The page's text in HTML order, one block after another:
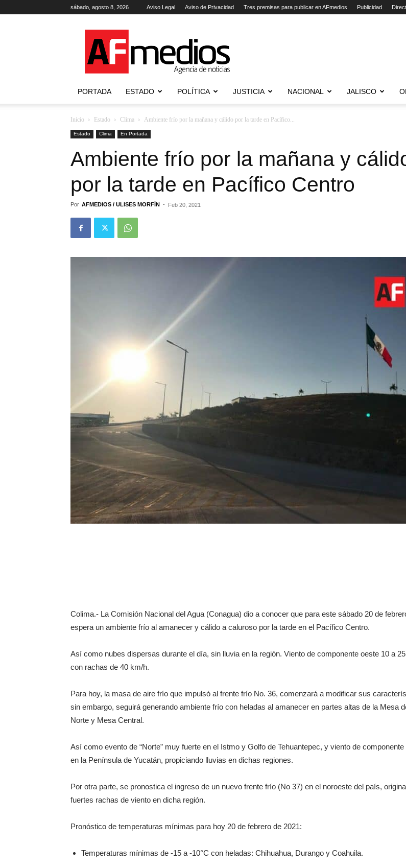
sábado, agosto 8, 2026 Aviso Legal Aviso de Privacidad Tres premisas para publicar en AFmedios Publicidad
Agencia
de
Noticias
PORTADA ESTADO POLÍTICA JUSTICIA NACIONAL JALISCO
Inicio Estado Clima Ambiente frío por la mañana y cálido por la tarde en Pacífico...
Estado Clima En Portada
Ambiente frío por la mañana y
por la tarde en Pacífico Centro
Por AFMEDIOS / ULISES MORFÍN - Feb 20, 2021
Colima.- La Comisión Nacional del Agua (Conagua) dio a conocer que para este sábado 20 de
espera un ambiente frío al amanecer y cálido a caluroso por la tarde en el Pacífico Centro.
Así como nubes dispersas durante el día, sin lluvia en la región. Viento de componente oeste 10 a
con rachas de 40 km/h.
Para hoy, la masa de aire frío que impulsó al frente frío No. 36, comenzará a modificar sus
sin embargo, seguirá generando ambiente frío con heladas al amanecer en partes altas de la Mesa
Norte y Mesa Central.
Así como evento de “Norte” muy fuerte en el Istmo y Golfo de Tehuantepec, y viento de componente
en la Península de Yucatán, propiciando lluvias en dichas regiones.
Por otra parte, se pronostica el ingreso de un nuevo frente frío (No 37) en el noroeste del país,
fuertes rachas de viento en dicha región.
Pronóstico de temperaturas mínimas para hoy 20 de febrero de 2021:
Temperaturas mínimas de -15 a -10°C con heladas: Chihuahua, Durango y Coahuila.